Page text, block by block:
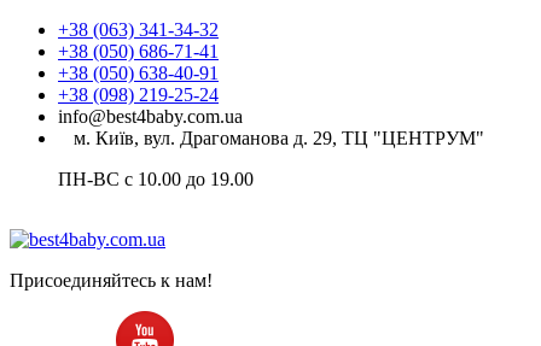
+38 (063) 341-34-32
+38 (050) 686-71-41
+38 (050) 638-40-91
+38 (098) 219-25-24
info@best4baby.com.ua
м. Київ, вул. Драгоманова д. 29, ТЦ "ЦЕНТРУМ"
ПН-ВС с 10.00 до 19.00
Присоединяйтесь к нам!